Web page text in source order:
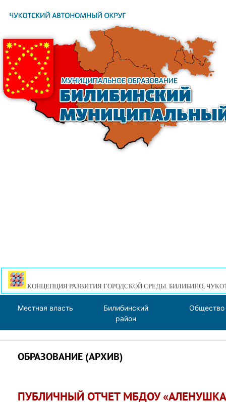
КОНЦЕПЦИЯ РАЗВИТИЯ ГОРОДСКОЙ СРЕДЫ. БИЛИБИНО,
Местная власть
Билибинский
район
Общество
ОБРАЗОВАНИЕ (АРХИВ)
ПУБЛИЧНЫЙ ОТЧЕТ МБДОУ